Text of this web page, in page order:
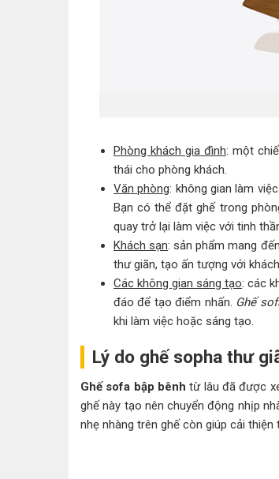
Phòng khách gia đình: một
thái cho phòng khách.
Văn phòng: không gian làm
Bạn có thể đặt ghế trong
quay trở lại làm việc với tinh
Khách sạn: sản phẩm mang
thư giãn, tạo ấn tượng với khách
Các không gian sáng tạo: các
đáo để tạo điểm nhấn. Ghế
khi làm việc hoặc sáng tạo.
Lý do ghế sopha thư
Ghế sofa bập bênh từ lâu đã được
ghế này tạo nên chuyển động nhịp
nhẹ nhàng trên ghế còn giúp cải